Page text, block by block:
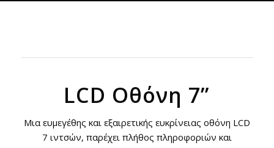
LCD Οθόνη 7”
Μια ευμεγέθης και εξαιρετικής ευκρίνειας οθόνη LCD
7 ιντσών, παρέχει πλήθος πληροφοριών και